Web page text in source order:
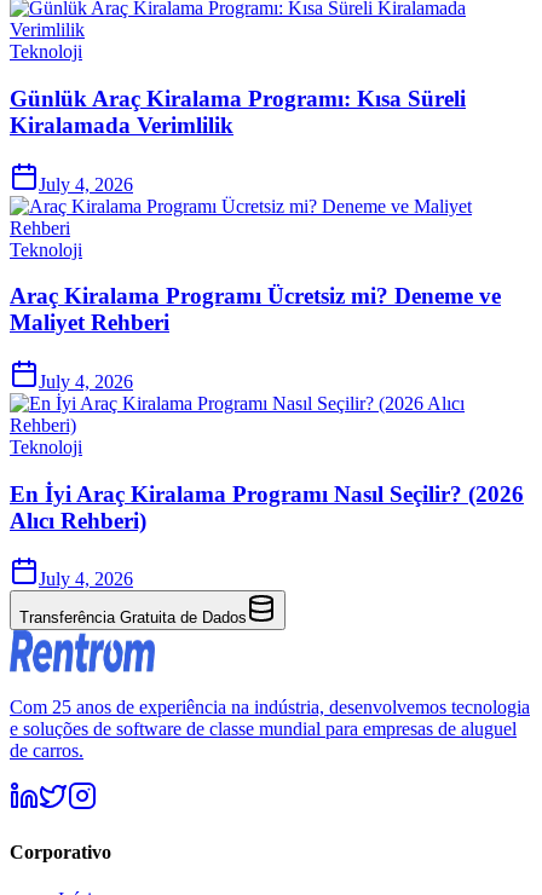
Teknoloji
Günlük Araç Kiralama Programı: Kısa Süreli
Kiralamada Verimlilik
July 4, 2026
Teknoloji
Araç Kiralama Programı Ücretsiz mi? Deneme ve
Maliyet Rehberi
July 4, 2026
Teknoloji
En İyi Araç Kiralama Programı Nasıl Seçilir? (2026
Alıcı Rehberi)
July 4, 2026
Transferência Gratuita de Dados
Com 25 anos de experiência na indústria, desenvolvemos tecnologia
e soluções de software de classe mundial para empresas de aluguel
de carros.
Corporativo